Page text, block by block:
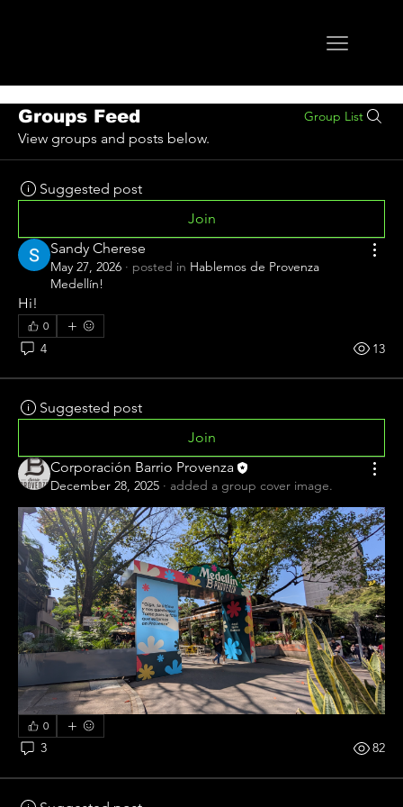
Groups Feed Group List
View groups and posts below.
Suggested post
Join
Sandy Cherese
May 27, 2026 · posted in Hablemos de Provenza
Medellín!
Hi!
0
4 13
Suggested post
Join
Corporación Barrio Provenza
December 28, 2025 · added a group cover image.
0
3 82